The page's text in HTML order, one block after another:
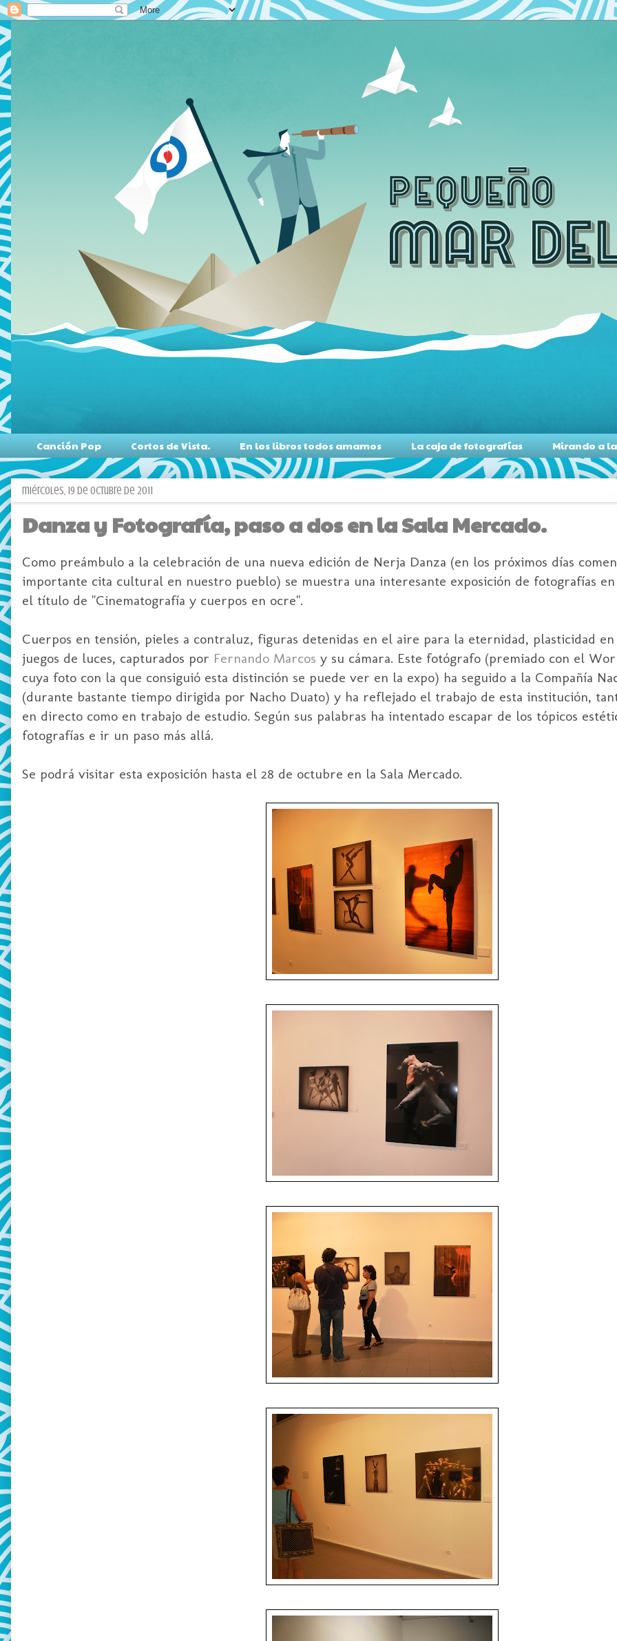
Canción Pop Cortos de Vista. En los libros todos amamos La caja de fotografías Mirando a
miércoles, 19 de octubre de 2011
Danza y Fotografía, paso a dos en la Sala Mercado.
Como preámbulo a la celebración de una nueva edición de Nerja Danza (en los próximos días
importante cita cultural en nuestro pueblo) se muestra una interesante exposición de fotografías
el título de "Cinematografía y cuerpos en ocre".
Cuerpos en tensión, pieles a contraluz, figuras detenidas en el aire para la eternidad, plasticidad
juegos de luces, capturados por Fernando Marcos y su cámara. Este fotógrafo (premiado con el
cuya foto con la que consiguió esta distinción se puede ver en la expo) ha seguido a la Compañía
(durante bastante tiempo dirigida por Nacho Duato) y ha reflejado el trabajo de esta institución,
en directo como en trabajo de estudio. Según sus palabras ha intentado escapar de los tópicos
fotografías e ir un paso más allá.
Se podrá visitar esta exposición hasta el 28 de octubre en la Sala Mercado.